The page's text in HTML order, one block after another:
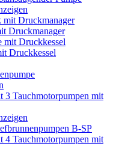
Druckmanager
Druckkessel
Tauchmotorpumpen mit
B-SP
Tauchmotorpumpen mit